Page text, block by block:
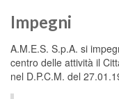
Impegni
A.M.E.S. S.p.A. si
centro delle attività il
nel D.P.C.M. del